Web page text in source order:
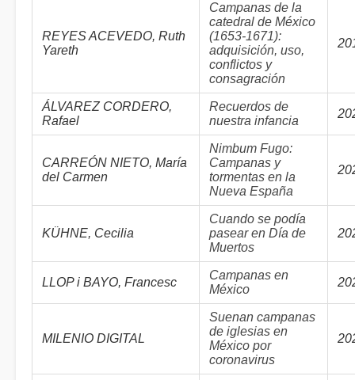
REYES ACEVEDO, Ruth
Yareth
Campanas de la
catedral de México
(1653-1671):
adquisición, uso,
conflictos y
consagración
ÁLVAREZ CORDERO,
Rafael
Recuerdos de
nuestra infancia
CARREÓN NIETO, María
del Carmen
Nimbum Fugo:
Campanas y
tormentas en la
Nueva España
KÜHNE, Cecilia
Cuando se podía
pasear en Día de
Muertos
LLOP i BAYO, Francesc
Campanas en
México
MILENIO DIGITAL
Suenan campanas
de iglesias en
México por
coronavirus